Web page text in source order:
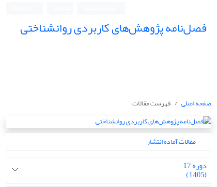
فصل‌نامه پژوهش‌های کاربردی روانشناختی
صفحه اصلی فهرست مقالات
مقالات آماده انتشار
دوره 17
(1405)